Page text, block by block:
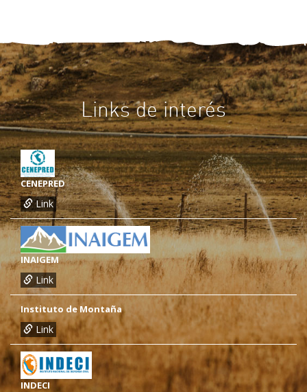
Links de interés
CENEPRED
Link
INAIGEM
Link
Instituto de Montaña
Link
INDECI